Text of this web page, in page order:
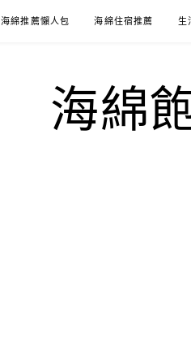
海綿推薦懶人包 海綿住宿推薦 生
海綿